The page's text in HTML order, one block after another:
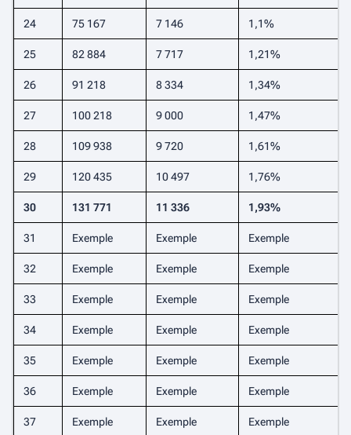
24 75 167 7 146 1,1%
25 82 884 7 717 1,21%
26 91 218 8 334 1,34%
27 100 218 9 000 1,47%
28 109 938 9 720 1,61%
29 120 435 10 497 1,76%
30 131 771 11 336 1,93%
31 Exemple Exemple Exemple
32 Exemple Exemple Exemple
33 Exemple Exemple Exemple
34 Exemple Exemple Exemple
35 Exemple Exemple Exemple
36 Exemple Exemple Exemple
37 Exemple Exemple Exemple